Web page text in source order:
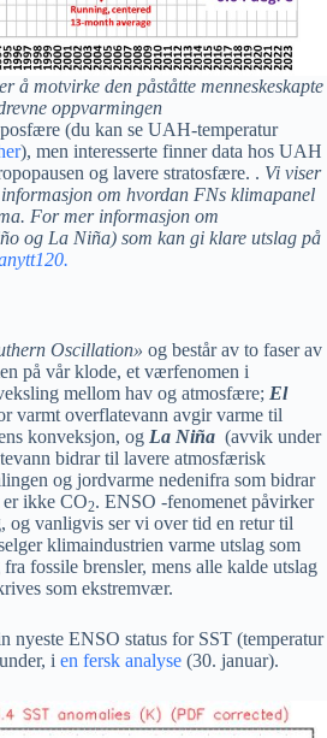
å motvirke den påståtte menneskeskapte
oppvarmingen
(du kan se UAH-temperatur
), men interesserte finner data hos UAH
og lavere stratosfære. . Vi viser
om hvordan FNs klimapanel
For mer informasjon om
og La Niña) som kan gi klare utslag på
Oscillation» og består av to faser av
på vår klode, et værfenomen i
mellom hav og atmosfære; El
varmt overflatevann avgir varme til
konveksjon, og La Niña (avvik under
bidrar til lavere atmosfærisk
og jordvarme nedenifra som bidrar
er ikke CO2. ENSO -fenomenet påvirker
og vanligvis ser vi over tid en retur til
klimaindustrien varme utslag som
fossile brensler, mens alle kalde utslag
som ekstremvær.
nyeste ENSO status for SST (temperatur
i en fersk analyse (30. januar).